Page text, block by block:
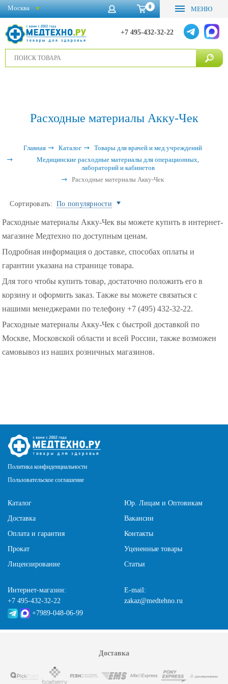
0 МЕНЮ
+7 495-432-32-22
Москва
Расходные материалы Акку-Чек
Главная Каталог
Товары для врачей и мед.учреждений
Медицинские расходные материалы для операционных,
лабораторий и кабинетов
Расходные материалы Акку-Чек
Сортировать: По популярности
Расходные материалы Акку-Чек вы можете купить в интернет-
магазине Медтехно по доступным ценам.
Подробная информация о доставке, способах оплаты и
гарантии указана на странице товара.
Для того чтобы купить товар, достаточно положить его в
корзину и оформить заказ. Также вы можете связаться с
нашими менеджерами по телефону +7 (495) 432-32-22.
Расходные материалы Акку-Чек с быстрой доставкой по
Москве, Московской области и всей России, также возможен
самовывоз из наших розничных магазинов.
Политика конфиденциальности
Пользовательское соглашение
Каталог
Доставка
Оплата и гарантия
Прокат
Лицензирование
Юр. Лицам и Оптовикам
Вакансии
Контакты
Уцененные товары
Статьи
Интернет-магазин:
+7 495-432-32-22
+7989-048-06-99
E-mail:
zakaz@medtehno.ru
Доставка